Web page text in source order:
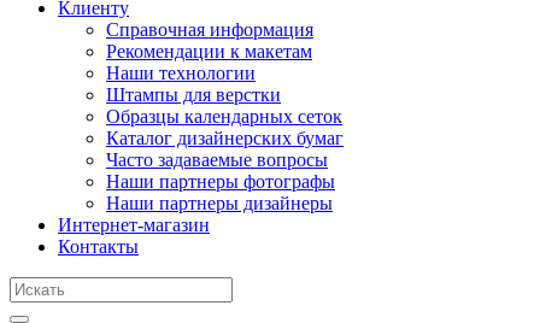
Клиенту
Справочная информация
Рекомендации к макетам
Наши технологии
Штампы для верстки
Образцы календарных сеток
Каталог дизайнерских бумаг
Часто задаваемые вопросы
Наши партнеры фотографы
Наши партнеры дизайнеры
Интернет-магазин
Контакты